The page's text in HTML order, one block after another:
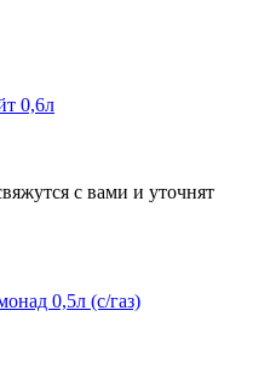
0,6л
с вами и уточнят